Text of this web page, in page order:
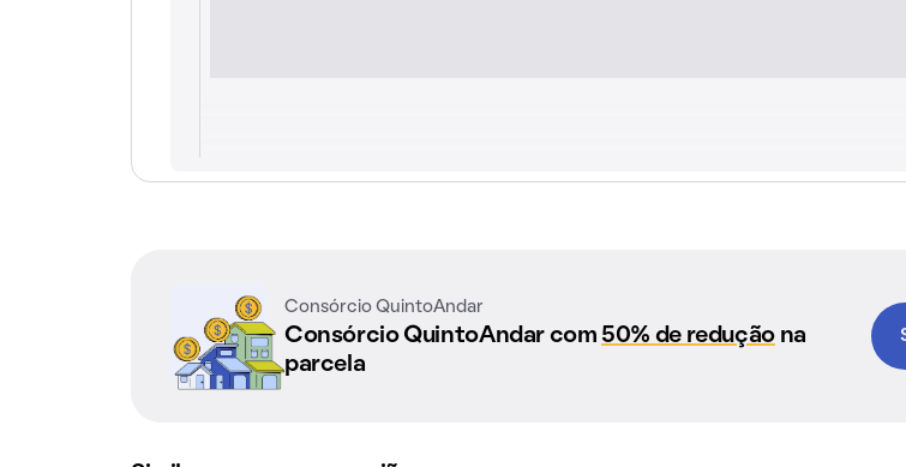
Consórcio QuintoAndar
Consórcio QuintoAndar com 50% de reduçãona
parcela